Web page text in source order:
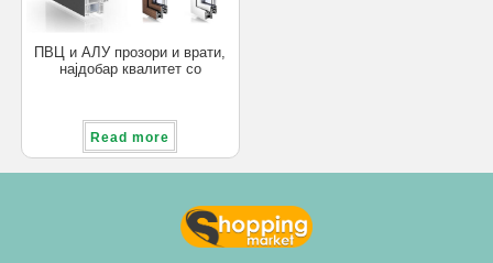
ПВЦ и АЛУ прозори и врати,
најдобар квалитет со
Read more